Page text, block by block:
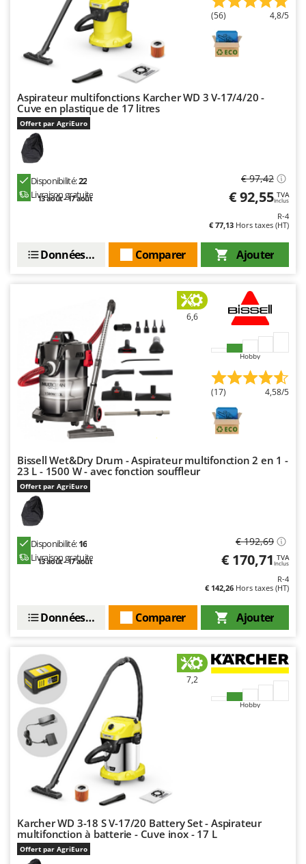
(56) 4,8/5
Aspirateur multifonctions Karcher WD 3 V-17/4/20 -
Cuve en plastique de 17 litres
Offert par AgriEuro
Disponibilité:22
Livraison gratuite
13 août - 17 août
€ 97,42
€ 92,55 TVA
Inclus
R-4
€ 77,13 Hors taxes (HT)
Ajouter
Comparer
Données techniques
6,6
Hobby
(17) 4,58/5
Bissell Wet&Dry Drum - Aspirateur multifonction 2 en 1 -
23 L - 1500 W - avec fonction souffleur
Offert par AgriEuro
Disponibilité:16
Livraison gratuite
13 août - 17 août
€ 192,69
€ 170,71 TVA
Inclus
R-4
€ 142,26 Hors taxes (HT)
Ajouter
Comparer
Données techniques
7,2
Hobby
Karcher WD 3-18 S V-17/20 Battery Set - Aspirateur
multifonction à batterie - Cuve inox - 17 L
Offert par AgriEuro